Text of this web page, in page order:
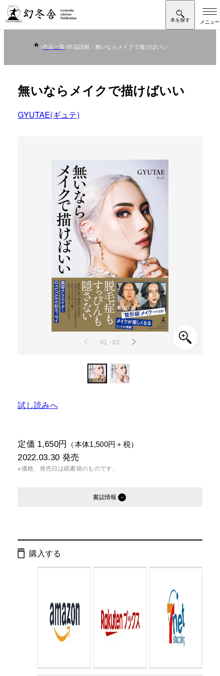
作品一覧 作品詳細：無いならメイクで描けばいい
無いならメイクで描けばいい
GYUTAE(ギュテ)
01 - 02
試し読みへ
定価 1,650円 （本体1,500円＋税）
2022.03.30 発売
※価格、発売日は紙書籍のものです。
書誌情報
ISBN：
購入する